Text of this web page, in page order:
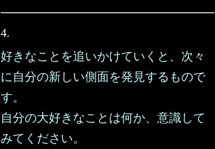
4.
好きなことを追いかけていくと、次々
に自分の新しい側面を発見するもので
す。
自分の大好きなことは何か、意識して
みてください。